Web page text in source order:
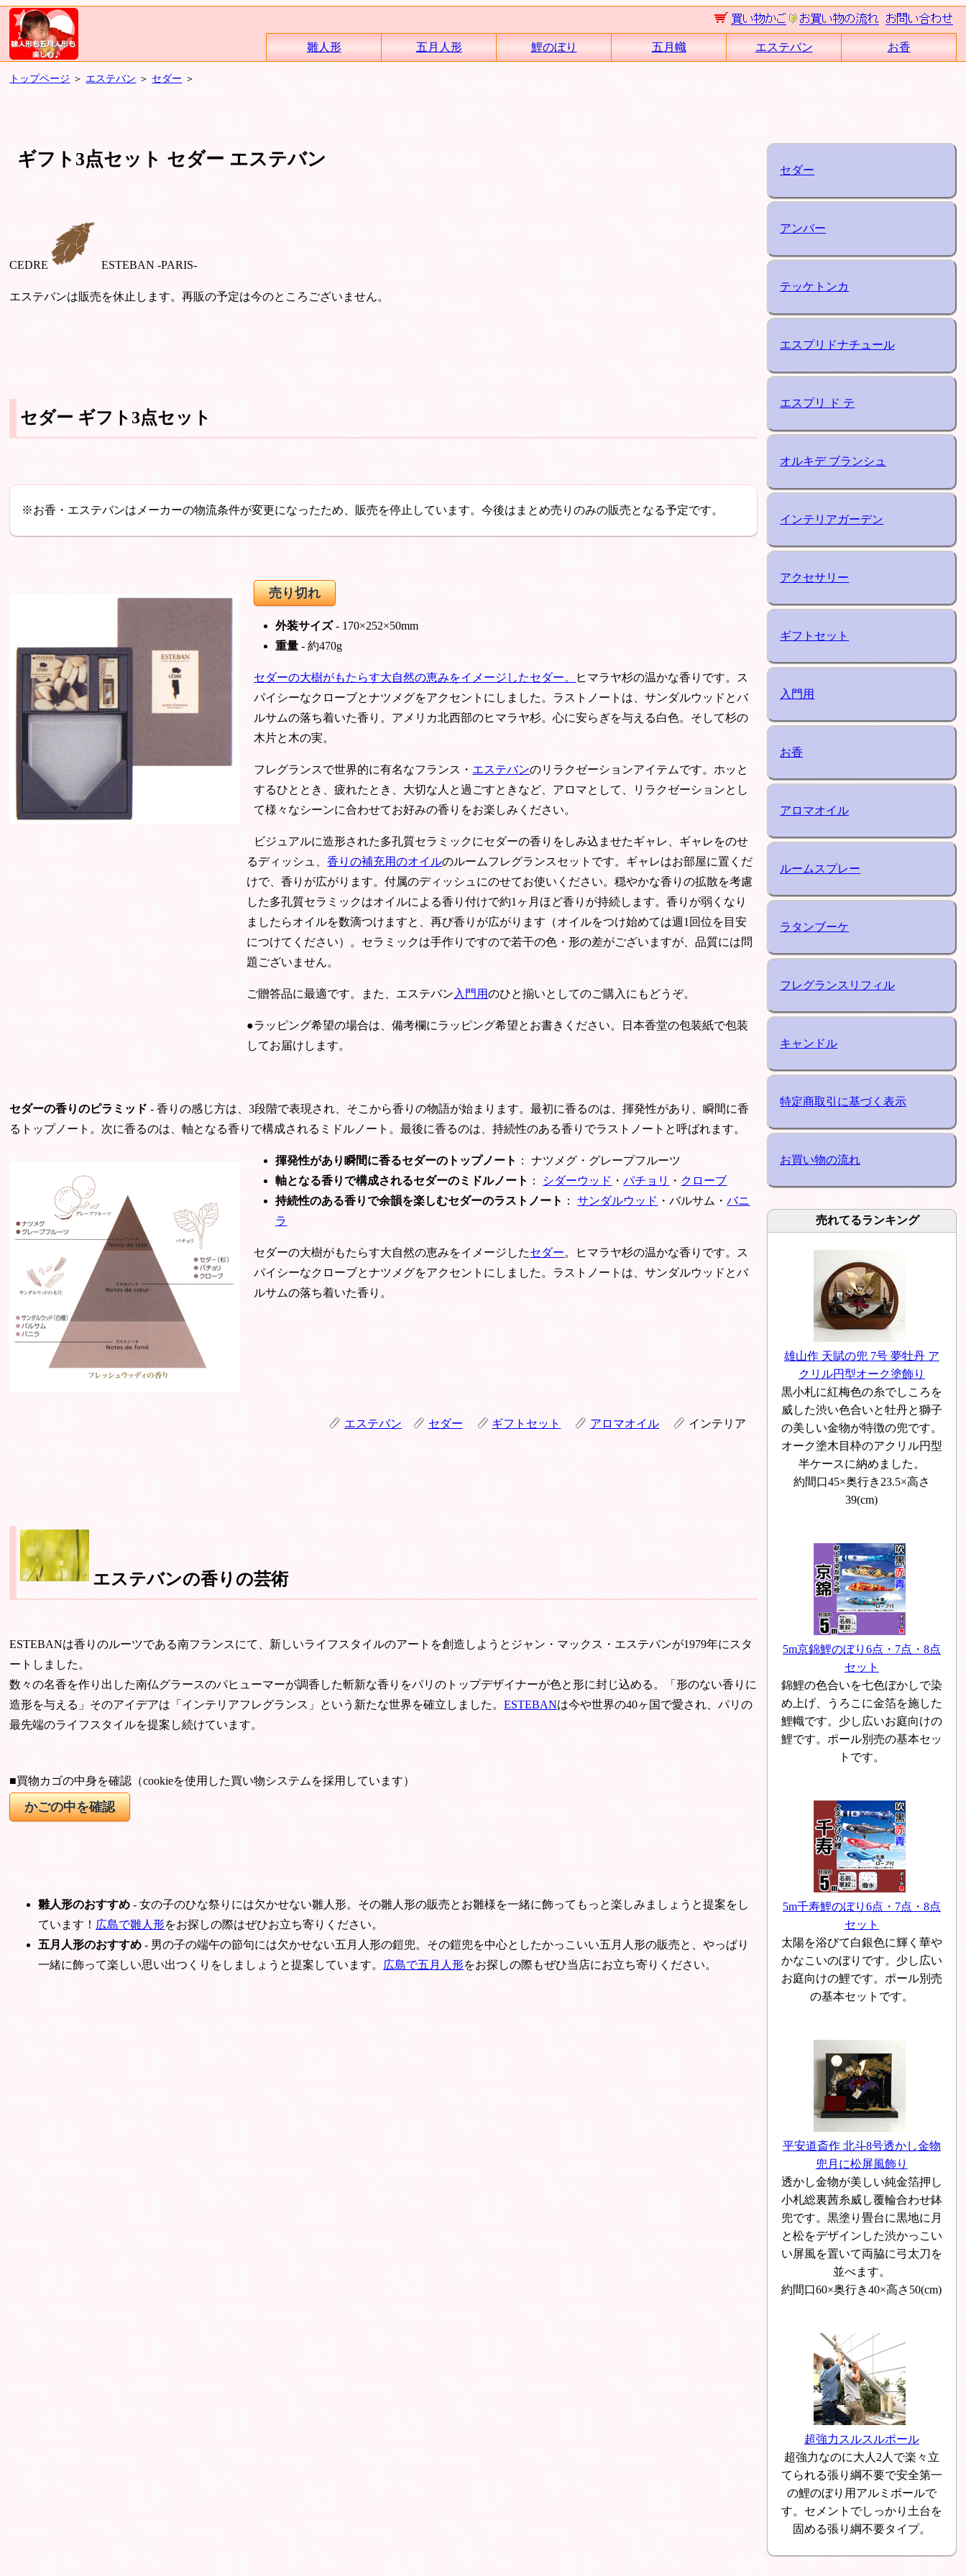
雛人形 五月人形 鯉のぼり 五月幟 エステバン お香
トップページ ＞ エステバン ＞ セダー ＞
ギフト3点セット セダー エステバン
CEDRE ESTEBAN -PARIS-
エステバンは販売を休止します。再販の予定は今のところございません。
セダー ギフト3点セット
※お香・エステバンはメーカーの物流条件が変更になったため、販売を停止しています。今後はまとめ売りのみの販売となる予定です。
売り切れ
外装サイズ- 170×252×50mm
重量 - 約470g
セダーの大樹がもたらす大自然の恵みをイメージしたセダー。
ヒマラヤ杉の温かな香りです。ス
パイシーなクローブとナツメグをアクセントにしました。ラストノートは、サンダルウッドとバ
ルサムの落ち着いた香り。アメリカ北西部のヒマラヤ杉。心に安らぎを与える白色。そして杉の
木片と木の実。
フレグランスで世界的に有名なフランス・ エステバンのリラクゼーションアイテムです。ホッと
するひととき、疲れたとき、大切な人と過ごすときなど、アロマとして、リラクゼーションとし
て様々なシーンに合わせてお好みの香りをお楽しみください。
ビジュアルに造形された多孔質セラミックにセダーの香りをしみ込ませたギャレ、ギャレをのせ
るディッシュ、香りの補充用のオイルのルームフレグランスセットです。ギャレはお部屋に置くだ
けで、香りが広がります。付属のディッシュにのせてお使いください。穏やかな香りの拡散を考慮
した多孔質セラミックはオイルによる香り付けで約1ヶ月ほど香りが持続します。香りが弱くなり
ましたらオイルを数滴つけますと、再び香りが広がります（オイルをつけ始めては週1回位を目安
につけてください）。セラミックは手作りですので若干の色・形の差がございますが、品質には問
題ございません。
ご贈答品に最適です。また、エステバン 入門用のひと揃いとしてのご購入にもどうぞ。
●ラッピング希望の場合は、備考欄にラッピング希望とお書きください。日本香堂の包装紙で包装
してお届けします。
セダーの香りのピラミッド - 香りの感じ方は、3段階で表現され、そこから香りの物語が始まります。最初に香るのは、揮発性があり、瞬間に香
るトップノート。次に香るのは、軸となる香りで構成されるミドルノート。最後に香るのは、持続性のある香りでラストノートと呼ばれます。
揮発性があり瞬間に香るセダーのトップノート ： ナツメグ・グレープフルーツ
軸となる香りで構成されるセダーのミドルノート ： シダーウッド ・パチョリ ・ クローブ
持続性のある香りで余韻を楽しむセダーのラストノート ：サンダルウッド ・バルサム・バニ
ラ
セダーの大樹がもたらす大自然の恵みをイメージしたセダー。ヒマラヤ杉の温かな香りです。ス
パイシーなクローブとナツメグをアクセントにしました。ラストノートは、サンダルウッドとバ
ルサムの落ち着いた香り。
エステバン セダー ギフトセット アロマオイル インテリア
エステバンの香りの芸術
ESTEBANは香りのルーツである南フランスにて、新しいライフスタイルのアートを創造しようとジャン・マックス・エステバンが1979年にスタ
ートしました。
数々の名香を作り出した南仏グラースのパヒューマーが調香した斬新な香りをパリのトップデザイナーが色と形に封じ込める。「形のない香りに
造形を与える」そのアイデアは「インテリアフレグランス」という新たな世界を確立しました。ESTEBANは今や世界の40ヶ国で愛され、パリの
最先端のライフスタイルを提案し続けています。
■買物カゴの中身を確認（cookieを使用した買い物システムを採用しています）
雛人形のおすすめ - 女の子のひな祭りには欠かせない雛人形。その雛人形の販売とお雛様を一緒に飾ってもっと楽しみましょうと提案をし
ています！ 広島で雛人形をお探しの際はぜひお立ち寄りください。
五月人形のおすすめ - 男の子の端午の節句には欠かせない五月人形の鎧兜。その鎧兜を中心としたかっこいい五月人形の販売と、やっぱり
一緒に飾って楽しい思い出つくりをしましょうと提案しています。 広島で五月人形をお探しの際もぜひ当店にお立ち寄りください。
セダー
アンバー
テッケトンカ
エスプリドナチュール
エスプリ ド テ
オルキデ ブランシュ
インテリアガーデン
アクセサリー
ギフトセット
入門用
お香
アロマオイル
ルームスプレー
ラタンブーケ
フレグランスリフィル
キャンドル
特定商取引に基づく表示
お買い物の流れ
売れてるランキング
雄山作 天賦の兜 7号 夢牡丹 ア
クリル円型オーク塗飾り
黒小札に紅梅色の糸でしころを
威した渋い色合いと牡丹と獅子
の美しい金物が特徴の兜です。
オーク塗木目枠のアクリル円型
半ケースに納めました。
約間口45×奥行き23.5×高さ
39(cm)
5m京錦鯉のぼり6点・7点・8点
セット
錦鯉の色合いを七色ぼかしで染
め上げ、うろこに金箔を施した
鯉幟です。少し広いお庭向けの
鯉です。ポール別売の基本セッ
トです。
5m千寿鯉のぼり6点・7点・8点
セット
太陽を浴びて白銀色に輝く華や
かなこいのぼりです。少し広い
お庭向けの鯉です。ポール別売
の基本セットです。
平安道斎作 北斗8号透かし金物
兜月に松屏風飾り
透かし金物が美しい純金箔押し
小札総裏茜糸威し覆輪合わせ鉢
兜です。黒塗り畳台に黒地に月
と松をデザインした渋かっこい
い屏風を置いて両脇に弓太刀を
並べます。
約間口60×奥行き40×高さ50(cm)
超強力スルスルポール
超強力なのに大人2人で楽々立
てられる張り綱不要で安全第一
の鯉のぼり用アルミポールで
す。セメントでしっかり土台を
固める張り綱不要タイプ。